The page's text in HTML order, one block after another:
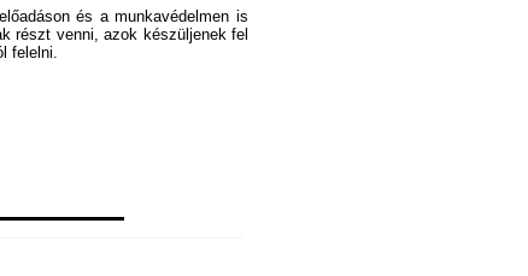
és a munkavédelmen is
részt venni, azok készüljenek fel
felelni.